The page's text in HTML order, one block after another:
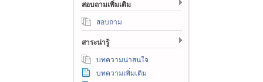
สอบถามเพิ่มเติม
สอบถาม
สาระน่ารู้
บทความน่าสนใจ
บทความเพิ่มเติม